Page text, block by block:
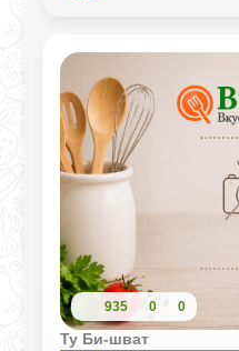
935 0 0
Ту Би-шват